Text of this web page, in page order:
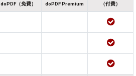
doPDF（免費） doPDF Premium
（付費）